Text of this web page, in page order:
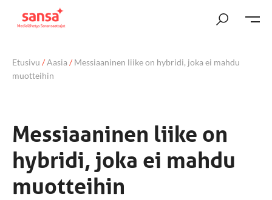
Etusivu /Aasia/Messiaaninen liike on hybridi, joka ei mahdu
muotteihin
Messiaaninen liike on
hybridi, joka ei mahdu
muotteihin